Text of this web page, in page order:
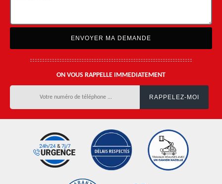
ON VOUS RAPPELLE IMMEDIATEMENT